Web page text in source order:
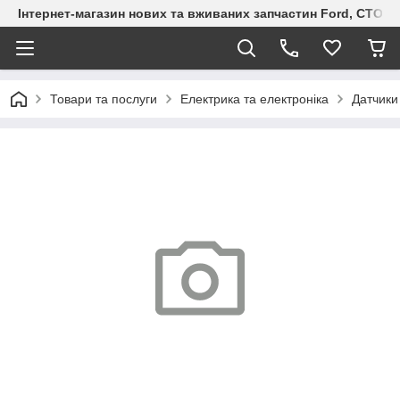
Інтернет-магазин нових та вживаних запчастин Ford, СТО
Товари та послуги Електрика та електроніка Датчики